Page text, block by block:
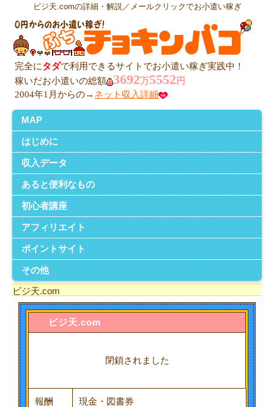
ビジ天.comの詳細・解説／メールクリックでお小遣い稼ぎ
完全にタダで利用できるサイトでお小遣い稼ぎ実践中！
稼いだお小遣いの総額
3692万5552 円
2004年1月からの→ ネット収入詳細
MAP
はじめに
収入データ
あると便利なもの
初心者講座
アフィリエイト
ポイントサイト
その他
ビジ天.com
ビジ天.com
閉鎖されました
報酬 現金・図書券